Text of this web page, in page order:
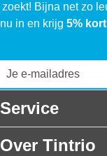
Bijna net zo
nu in en krijg 5%
Service
Over Tintrio